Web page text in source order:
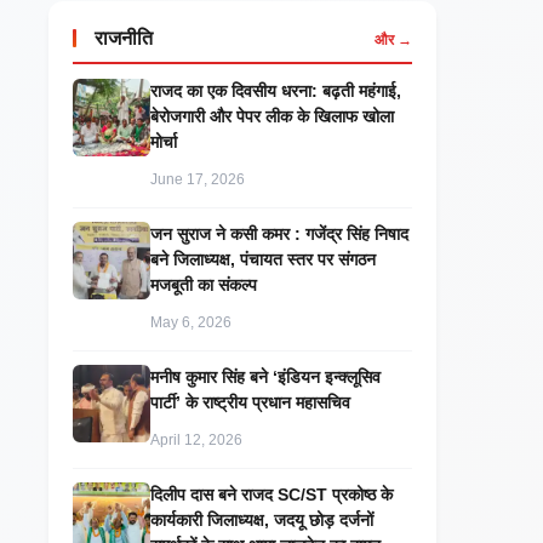
राजनीति और →
राजद का एक दिवसीय धरना: बढ़ती महंगाई,
बेरोजगारी और पेपर लीक के खिलाफ खोला
मोर्चा
June 17, 2026
जन सुराज ने कसी कमर : गजेंद्र सिंह निषाद
बने जिलाध्यक्ष, पंचायत स्तर पर संगठन
मजबूती का संकल्प
May 6, 2026
मनीष कुमार सिंह बने ‘इंडियन इन्क्लूसिव
पार्टी’ के राष्ट्रीय प्रधान महासचिव
April 12, 2026
दिलीप दास बने राजद SC/ST प्रकोष्ठ के
कार्यकारी जिलाध्यक्ष, जदयू छोड़ दर्जनों